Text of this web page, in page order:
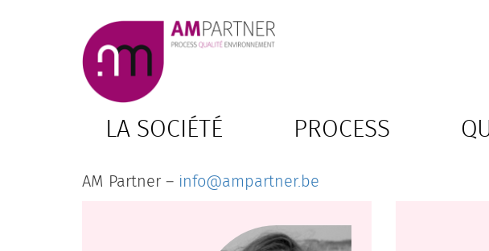
LA SOCIÉTÉ PROCESS
AM Partner – info@ampartner.be